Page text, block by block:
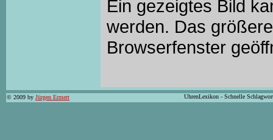
Ein gezeigtes Bild
werden. Das
Browserfenster
© 2009 by Jürgen Ermert UhrenLexikon - Schnelle